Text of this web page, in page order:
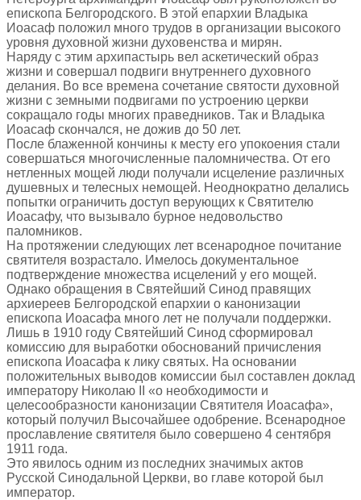
епископа Белгородского. В этой епархии Владыка
Иоасаф положил много трудов в организации высокого
уровня духовной жизни духовенства и мирян.
Наряду с этим архипастырь вел аскетический образ
жизни и совершал подвиги внутреннего духовного
делания. Во все времена сочетание святости духовной
жизни с земными подвигами по устроению церкви
сокращало годы многих праведников. Так и Владыка
Иоасаф скончался, не дожив до 50 лет.
После блаженной кончины к месту его упокоения стали
совершаться многочисленные паломничества. От его
нетленных мощей люди получали исцеление различных
душевных и телесных немощей. Неоднократно делались
попытки ограничить доступ верующих к Святителю
Иоасафу, что вызывало бурное недовольство
паломников.
На протяжении следующих лет всенародное почитание
святителя возрастало. Имелось документальное
подтверждение множества исцелений у его мощей.
Однако обращения в Святейший Синод правящих
архиереев Белгородской епархии о канонизации
епископа Иоасафа много лет не получали поддержки.
Лишь в 1910 году Святейший Синод сформировал
комиссию для выработки обоснований причисления
епископа Иоасафа к лику святых. На основании
положительных выводов комиссии был составлен доклад
императору Николаю II «о необходимости и
целесообразности канонизации Святителя Иоасафа»,
который получил Высочайшее одобрение. Всенародное
прославление святителя было совершено 4 сентября
1911 года.
Это явилось одним из последних значимых актов
Русской Синодальной Церкви, во главе которой был
император.